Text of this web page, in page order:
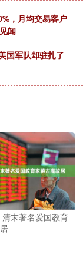
，月均交易客户
闻
国军队却驻扎了
清末著名爱国教育